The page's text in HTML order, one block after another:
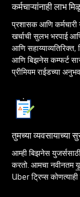
कर्मचाऱ्यांनाही लाभ
प्रशासक आणि कर्मचारी
खर्चाची सुलभ भरपाई
आणि
आणि बिझनेस कम्फर्ट
प्रीमियम राईडच्या
तुमच्या व्यवसायाच्या
आम्ही बिझनेस
करतो. आमचा नवीनतम
Uber ट्रिप्स